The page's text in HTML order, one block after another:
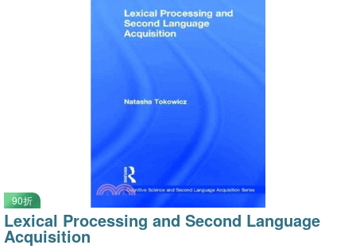
偉大的迷走神經
90折
Lexical Processing and Second Language
Acquisition